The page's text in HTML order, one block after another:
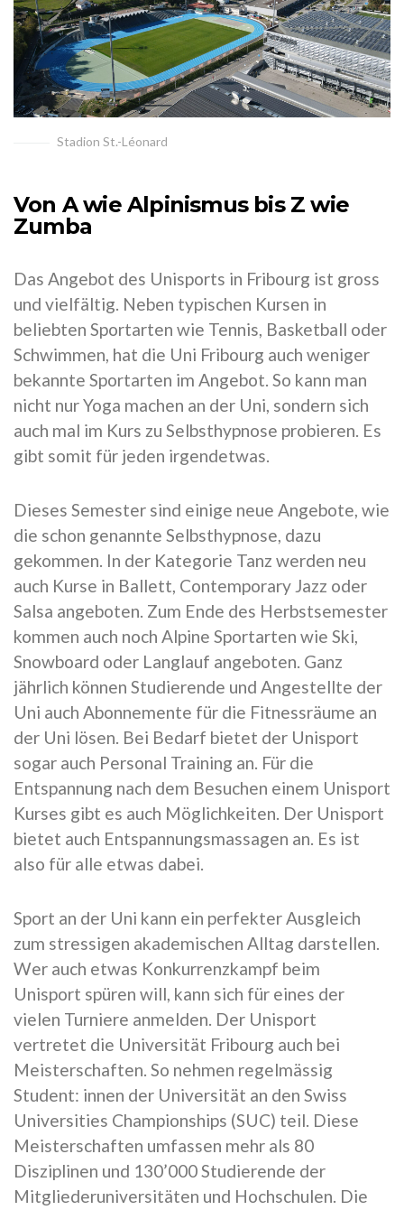
Stadion St.-Léonard
Von A wie Alpinismus bis Z wie
Zumba
Das Angebot des Unisports in Fribourg ist gross
und vielfältig. Neben typischen Kursen in
beliebten Sportarten wie Tennis, Basketball oder
Schwimmen, hat die Uni Fribourg auch weniger
bekannte Sportarten im Angebot. So kann man
nicht nur Yoga machen an der Uni, sondern sich
auch mal im Kurs zu Selbsthypnose probieren. Es
gibt somit für jeden irgendetwas.
Dieses Semester sind einige neue Angebote, wie
die schon genannte Selbsthypnose, dazu
gekommen. In der Kategorie Tanz werden neu
auch Kurse in Ballett, Contemporary Jazz oder
Salsa angeboten. Zum Ende des Herbstsemester
kommen auch noch Alpine Sportarten wie Ski,
Snowboard oder Langlauf angeboten. Ganz
jährlich können Studierende und Angestellte der
Uni auch Abonnemente für die Fitnessräume an
der Uni lösen. Bei Bedarf bietet der Unisport
sogar auch Personal Training an. Für die
Entspannung nach dem Besuchen einem Unisport
Kurses gibt es auch Möglichkeiten. Der Unisport
bietet auch Entspannungsmassagen an. Es ist
also für alle etwas dabei.
Sport an der Uni kann ein perfekter Ausgleich
zum stressigen akademischen Alltag darstellen.
Wer auch etwas Konkurrenzkampf beim
Unisport spüren will, kann sich für eines der
vielen Turniere anmelden. Der Unisport
vertretet die Universität Fribourg auch bei
Meisterschaften. So nehmen regelmässig
Student: innen der Universität an den Swiss
Universities Championships (SUC) teil. Diese
Meisterschaften umfassen mehr als 80
Disziplinen und 130’000 Studierende der
Mitgliederuniversitäten und Hochschulen. Die